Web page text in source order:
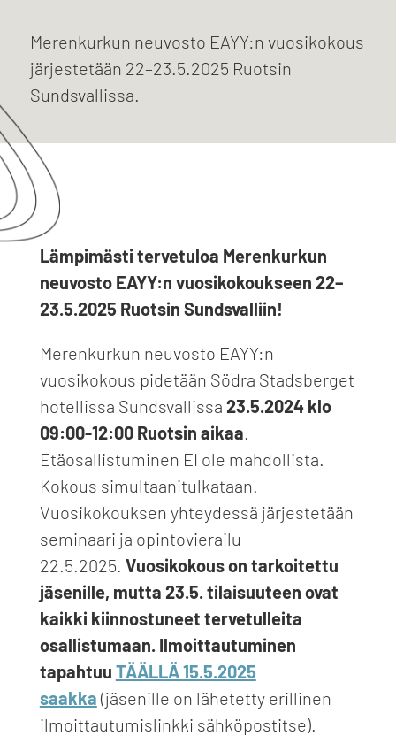
Merenkurkun neuvosto EAYY:n vuosikokous
järjestetään 22–23.5.2025 Ruotsin
Sundsvallissa.
Lämpimästi tervetuloa Merenkurkun
neuvosto EAYY:n vuosikokoukseen 22–
23.5.2025 Ruotsin Sundsvalliin!
Merenkurkun neuvosto EAYY:n
vuosikokous pidetään Södra Stadsberget
hotellissa Sundsvallissa 23.5.2024 klo
09:00-12:00 Ruotsin aikaa.
Etäosallistuminen EI ole mahdollista.
Kokous simultaanitulkataan.
Vuosikokouksen yhteydessä järjestetään
seminaari ja opintovierailu
22.5.2025. Vuosikokous on tarkoitettu
jäsenille, mutta 23.5. tilaisuuteen ovat
kaikki kiinnostuneet tervetulleita
osallistumaan. Ilmoittautuminen
tapahtuu TÄÄLLÄ 15.5.2025
saakka (jäsenille on lähetetty erillinen
ilmoittautumislinkki sähköpostitse).